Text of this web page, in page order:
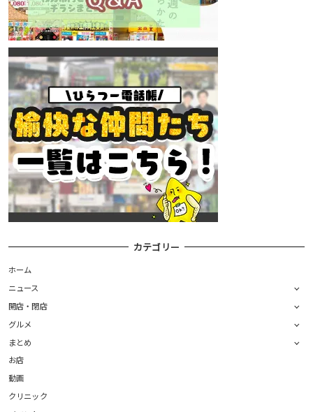
カテゴリー
ホーム
ニュース
開店・閉店
グルメ
まとめ
お店
動画
クリニック